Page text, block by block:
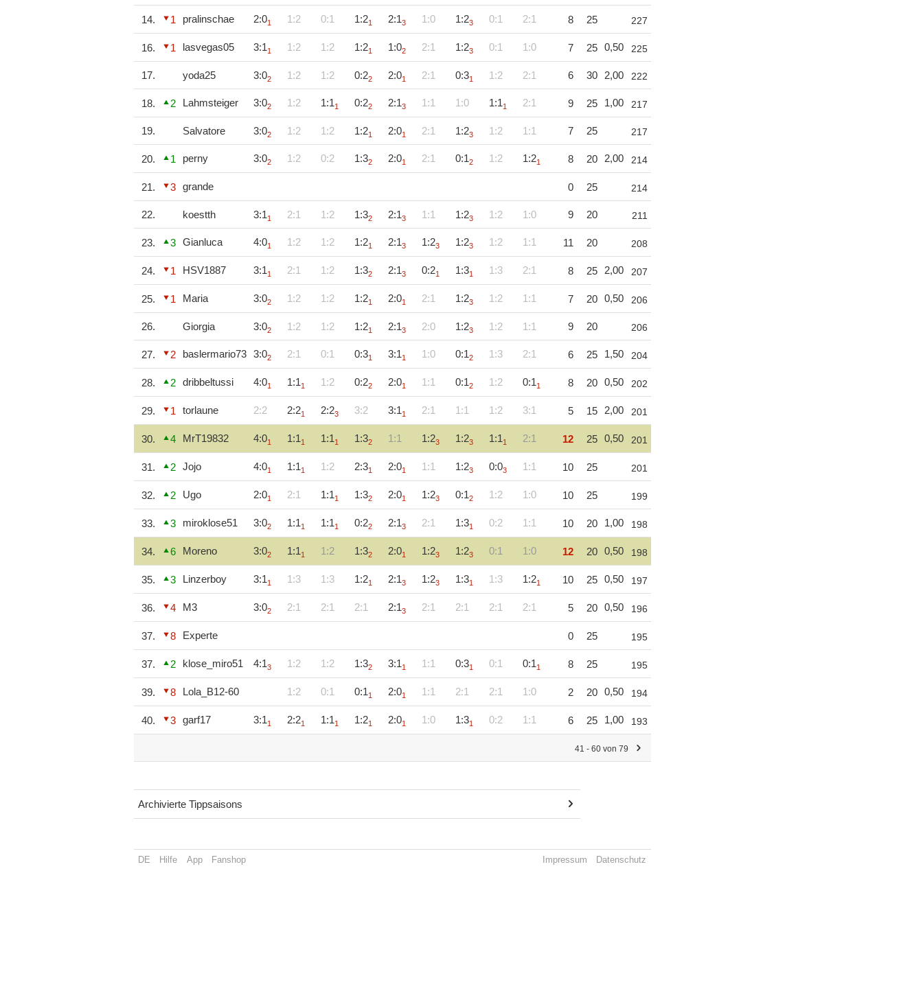
14. 1 pralinschae 2:01 1:2 0:1 1:21 2:13 1:0 1:23 0:1 2:1 8 25 227
16. 1 lasvegas05 3:11 1:2 1:2 1:21 1:02 2:1 1:23 0:1 1:0 7 25 0,50 225
17. yoda25 3:02 1:2 1:2 0:22 2:01 2:1 0:31 1:2 2:1 6 30 2,00 222
18. 2 Lahmsteiger 3:02 1:2 1:11 0:22 2:13 1:1 1:0 1:11 2:1 9 25 1,00 217
19. Salvatore 3:02 1:2 1:2 1:21 2:01 2:1 1:23 1:2 1:1 7 25 217
20. 1 perny 3:02 1:2 0:2 1:32 2:01 2:1 0:12 1:2 1:21 8 20 2,00 214
21. 3 grande 0 25 214
22. koestth 3:11 2:1 1:2 1:32 2:13 1:1 1:23 1:2 1:0 9 20 211
23. 3 Gianluca 4:01 1:2 1:2 1:21 2:13 1:23 1:23 1:2 1:1 11 20 208
24. 1 HSV1887 3:11 2:1 1:2 1:32 2:13 0:21 1:31 1:3 2:1 8 25 2,00 207
25. 1 Maria 3:02 1:2 1:2 1:21 2:01 2:1 1:23 1:2 1:1 7 20 0,50 206
26. Giorgia 3:02 1:2 1:2 1:21 2:13 2:0 1:23 1:2 1:1 9 20 206
27. 2 baslermario73 3:02 2:1 0:1 0:31 3:11 1:0 0:12 1:3 2:1 6 25 1,50 204
28. 2 dribbeltussi 4:01 1:11 1:2 0:22 2:01 1:1 0:12 1:2 0:11 8 20 0,50 202
29. 1 torlaune 2:2 2:21 2:23 3:2 3:11 2:1 1:1 1:2 3:1 5 15 2,00 201
30. 4 MrT19832 4:01 1:11 1:11 1:32 1:1 1:23 1:23 1:11 2:1 12 25 0,50 201
31. 2 Jojo 4:01 1:11 1:2 2:31 2:01 1:1 1:23 0:03 1:1 10 25 201
32. 2 Ugo 2:01 2:1 1:11 1:32 2:01 1:23 0:12 1:2 1:0 10 25 199
33. 3 miroklose51 3:02 1:11 1:11 0:22 2:13 2:1 1:31 0:2 1:1 10 20 1,00 198
34. 6 Moreno 3:02 1:11 1:2 1:32 2:01 1:23 1:23 0:1 1:0 12 20 0,50 198
35. 3 Linzerboy 3:11 1:3 1:3 1:21 2:13 1:23 1:31 1:3 1:21 10 25 0,50 197
36. 4 M3 3:02 2:1 2:1 2:1 2:13 2:1 2:1 2:1 2:1 5 20 0,50 196
37. 8 Experte 0 25 195
37. 2 klose_miro51 4:13 1:2 1:2 1:32 3:11 1:1 0:31 0:1 0:11 8 25 195
39. 8 Lola_B12-60 1:2 0:1 0:11 2:01 1:1 2:1 2:1 1:0 2 20 0,50 194
40. 3 garf17 3:11 2:21 1:11 1:21 2:01 1:0 1:31 0:2 1:1 6 25 1,00 193
41 - 60 von 79
Archivierte Tippsaisons
DE Hilfe App Fanshop Impressum Datenschutz